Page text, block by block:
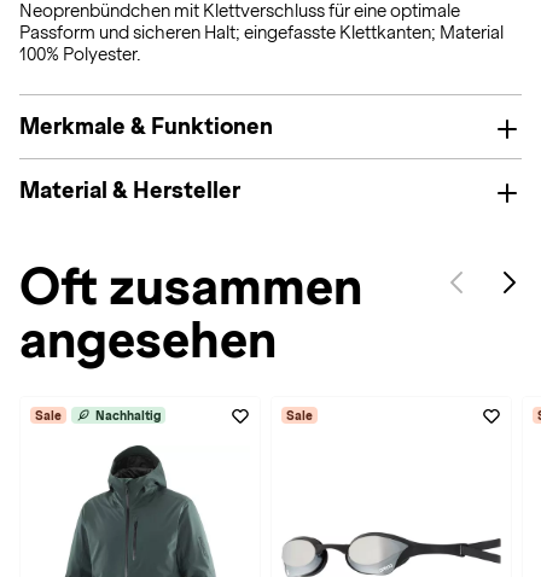
Neoprenbündchen mit Klettverschluss für eine optimale
Passform und sicheren Halt; eingefasste Klettkanten; Material
100% Polyester.
Merkmale & Funktionen
Material & Hersteller
Oft zusammen
angesehen
Sale Nachhaltig Sale